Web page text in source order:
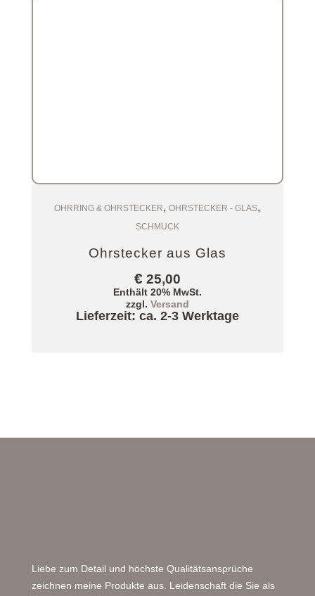
Zum Warenkorb
OHRRING & OHRSTECKER,OHRSTECKER - GLAS,
SCHMUCK
Ohrstecker aus Glas
€25,00
Enthält 20% MwSt.
zzgl. Versand
Lieferzeit: ca. 2-3 Werktage
Liebe zum Detail und höchste Qualitätsansprüche
zeichnen meine Produkte aus. Leidenschaft die Sie als